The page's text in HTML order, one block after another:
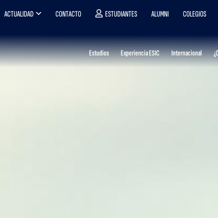
ACTUALIDAD CONTACTO ESTUDIANTES ALUMNI COLEGIOS
Estudios Experiencia ESIC Internacional